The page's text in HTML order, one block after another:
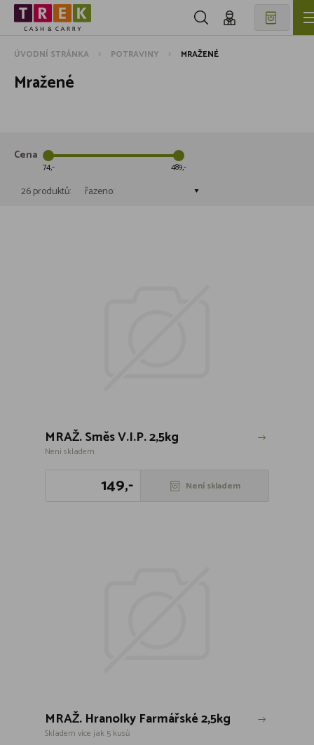
ÚVODNÍ STRÁNKA POTRAVINY MRAŽENÉ
Mražené
Cena
74 489
26 produktů: řazeno:
MRAŽ. Směs V.I.P. 2,5kg
Není skladem
149,- Není skladem
MRAŽ. Hranolky Farmářské 2,5kg
Skladem více jak 5 kusů